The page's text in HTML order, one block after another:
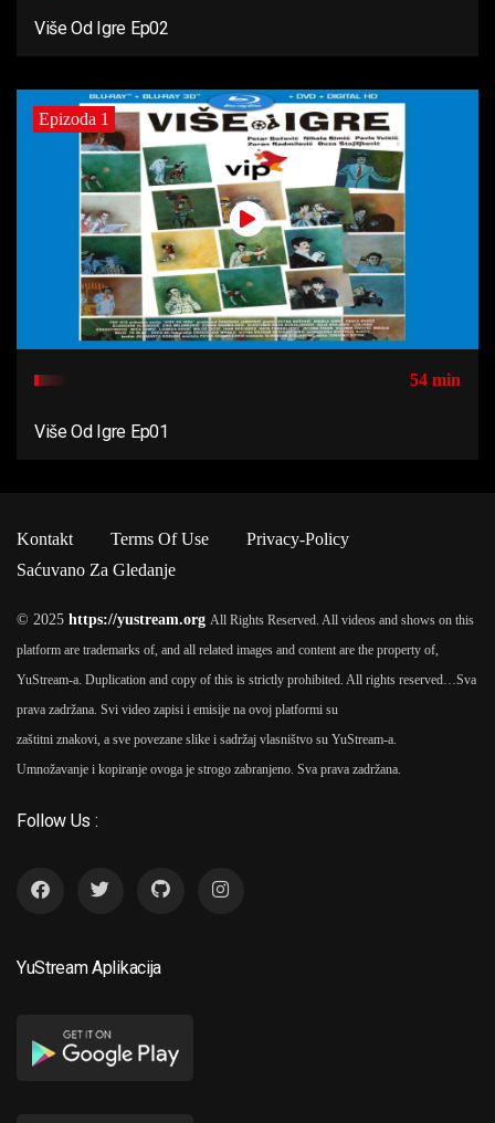
Više Od Igre Ep02
Epizoda 1
54 min
Više Od Igre Ep01
Kontakt Terms Of Use
Privacy-Policy
Saćuvano Za Gledanje
© 2025 https://yustream.org All Rights Reserved. All videos and shows on this
platform are trademarks of, and all related images and content are the property of,
YuStream-a. Duplication and copy of this is strictly prohibited. All rights reserved…Sva
prava zadržana. Svi video zapisi i emisije na ovoj platformi su
zaštitni znakovi, a sve povezane slike i sadržaj vlasništvo su YuStream-a.
Umnožavanje i kopiranje ovoga je strogo zabranjeno. Sva prava zadržana.
Follow Us :
YuStream Aplikacija